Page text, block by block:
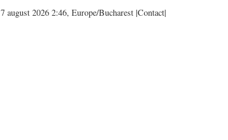
7 august 2026 2:46, Europe/Bucharest |Contact|